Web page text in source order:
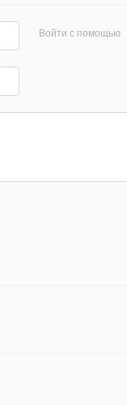
Войти с помощью